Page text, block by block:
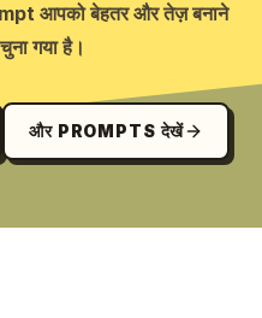
आपको बेहतर और तेज़ बनाने
गया है।
और PROMPTS देखें